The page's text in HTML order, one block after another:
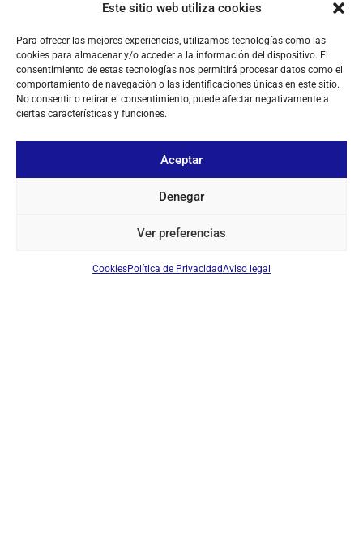
Este sitio web utiliza cookies
Para ofrecer las mejores experiencias, utilizamos tecnologías como las
cookies para almacenar y/o acceder a la información del dispositivo. El
consentimiento de estas tecnologías nos permitirá procesar datos como el
comportamiento de navegación o las identificaciones únicas en este sitio.
No consentir o retirar el consentimiento, puede afectar negativamente a
ciertas características y funciones.
Aceptar
Denegar
Ver preferencias
CookiesPolítica de PrivacidadAviso legal